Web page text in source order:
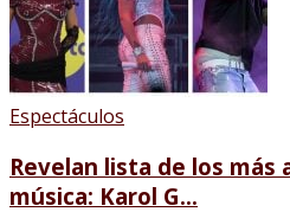
Espectáculos
Revelan lista de los más
música: Karol G...